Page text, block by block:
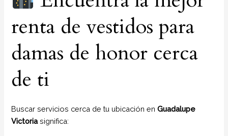
renta de vestidos para
damas de honor cerca
de ti
Buscar servicios cerca de tu ubicación enGuadalupe
Victoriasignifica: